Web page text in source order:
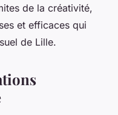
de la créativité,
et efficaces qui
de Lille.